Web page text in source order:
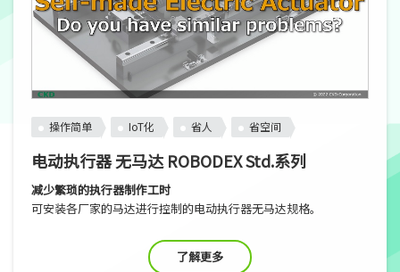
操作简单 IoT化 省人 省空间
电动执行器 无马达 ROBODEX Std.系列
减少繁琐的执行器制作工时
可安装各厂家的马达进行控制的电动执行器无马达规格。
了解更多